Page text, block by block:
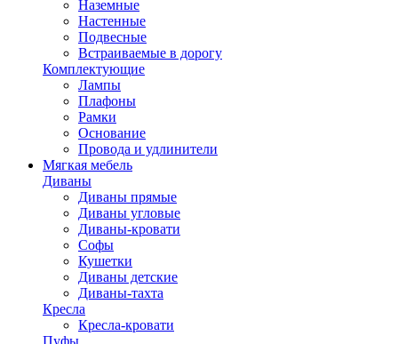
Наземные
Настенные
Подвесные
Встраиваемые в дорогу
Комплектующие
Лампы
Плафоны
Рамки
Основание
Провода и удлинители
Мягкая мебель
Диваны
Диваны прямые
Диваны угловые
Диваны-кровати
Софы
Кушетки
Диваны детские
Диваны-тахта
Кресла
Кресла-кровати
Пуфы